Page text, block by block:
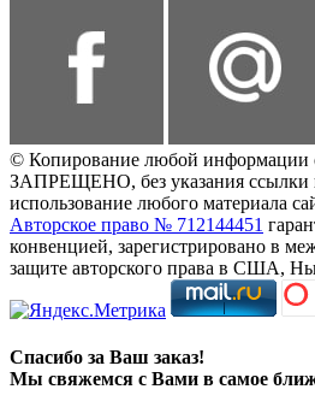
© Копирование любой
ЗАПРЕЩЕНО, без указания ссылки
использование любого материала
Авторское право № 712144451
конвенцией, зарегистрировано в
защите авторского права в США,
Спасибо за Ваш заказ!
Мы свяжемся с Вами в самое